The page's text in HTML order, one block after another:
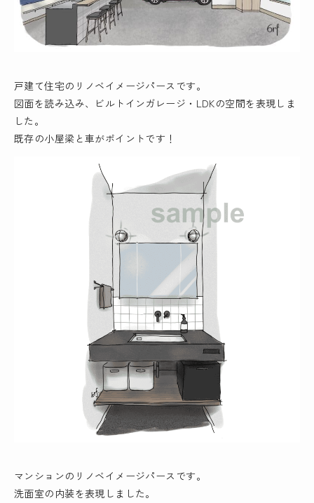
戸建て住宅のリノベイメージパースです。
図面を読み込み、ビルトインガレージ・LDKの空間を表現しま
した。
既存の小屋梁と車がポイントです！
マンションのリノベイメージパースです。
洗面室の内装を表現しました。